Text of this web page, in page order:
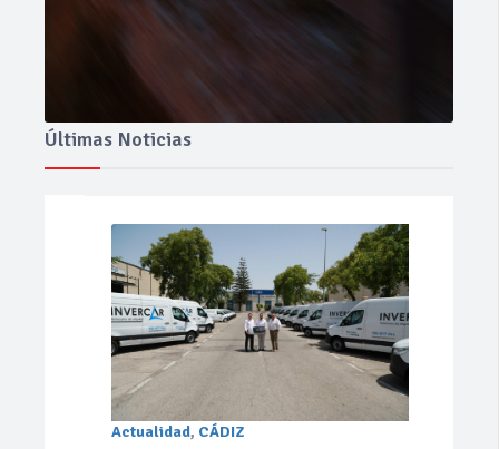
Últimas Noticias
Actualidad, CÁDIZ